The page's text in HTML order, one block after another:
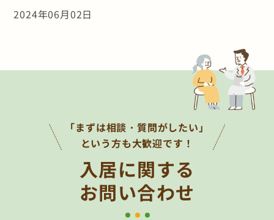
2024年06月02日
「まずは相談・質問がしたい」
という方も大歓迎です！
入居に関する
お問い合わせ